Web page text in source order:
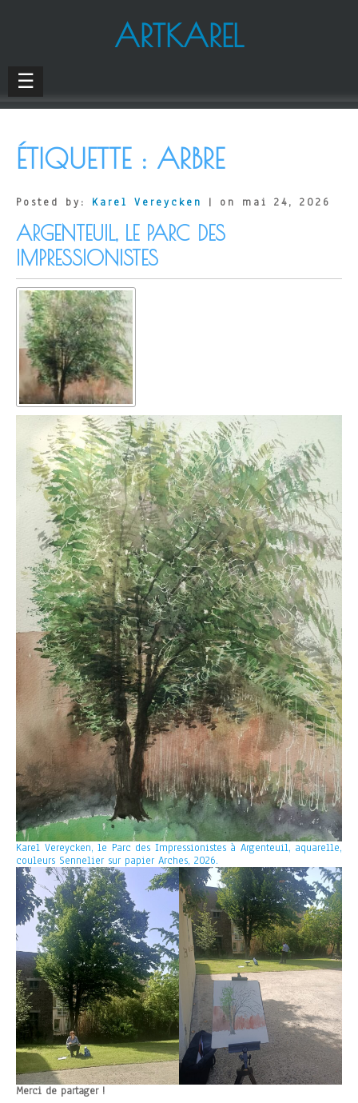
ARTKAREL
☰
ÉTIQUETTE : ARBRE
Posted by: Karel Vereycken | on mai 24, 2026
ARGENTEUIL, LE PARC DES
IMPRESSIONISTES
Karel Vereycken, le Parc des Impressionistes à Argenteuil, aquarelle,
couleurs Sennelier sur papier Arches, 2026.
Merci de partager !